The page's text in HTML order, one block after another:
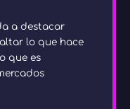
a destacar
lo que hace
que es